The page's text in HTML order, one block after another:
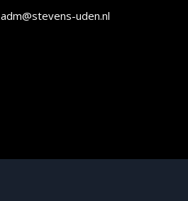
adm@stevens-uden.nl